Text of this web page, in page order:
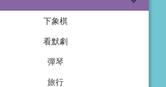
下象棋
看默劇
彈琴
旅行